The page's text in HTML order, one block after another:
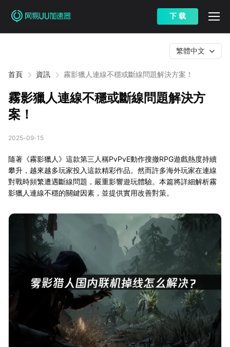
下 载
首頁 資訊 霧影獵人連線不穩或斷線問題解決方案！
繁體中文
霧影獵人連線不穩或斷線問題解決方
案！
2025-09-15
隨著《霧影獵人》這款第三人稱PvPvE動作搜撤RPG遊戲熱度持續
攀升，越來越多玩家投入這款精彩作品。然而許多海外玩家在連線
對戰時頻繁遭遇斷線問題，嚴重影響遊玩體驗。本篇將詳細解析霧
影獵人連線不穩的關鍵因素，並提供實用改善對策。